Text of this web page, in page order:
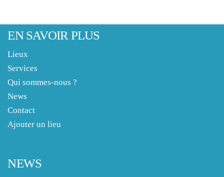
EN SAVOIR PLUS
Lieux
Services
Qui sommes-nous ?
News
Contact
Ajouter un lieu
NEWS